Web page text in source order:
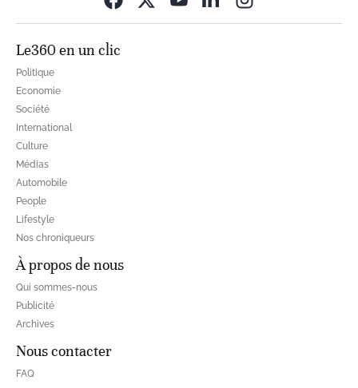
Le360 en un clic
Politique
Economie
Société
International
Culture
Médias
Automobile
People
Lifestyle
Nos chroniqueurs
À propos de nous
Qui sommes-nous
Publicité
Archives
Nous contacter
FAQ